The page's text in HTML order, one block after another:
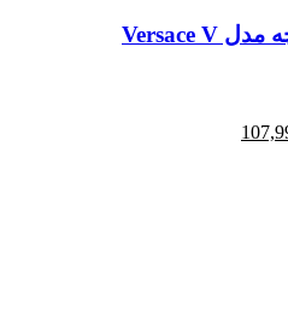
ساعت مچی مردانه ورساچه مدل Versace V